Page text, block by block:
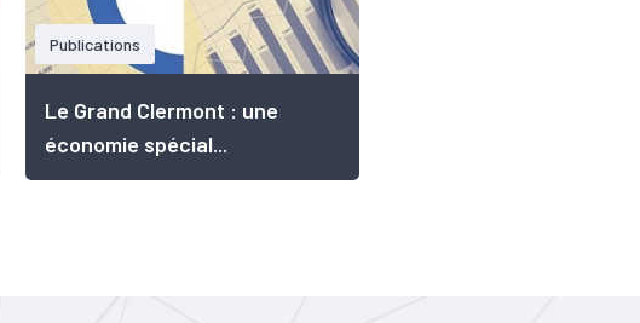
Publications
Le Grand Clermont : une
économie spécial...